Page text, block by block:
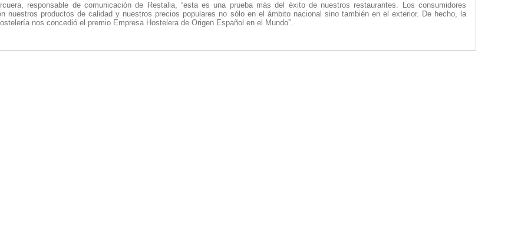
responsable de comunicación de Restalia, “esta es una prueba más del éxito de nuestros restaurantes. Los consumidores
nuestros productos de calidad y nuestros precios populares no sólo en el ámbito nacional sino también en el exterior. De hecho, la
nos concedió el premio Empresa Hostelera de Origen Español en el Mundo”.